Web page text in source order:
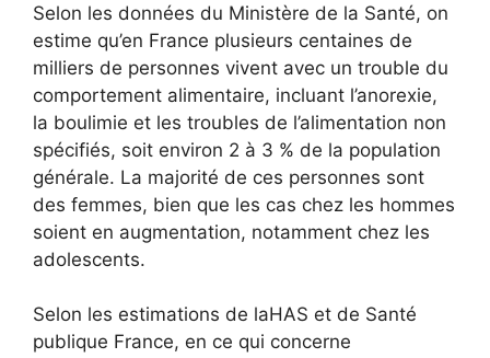
Selon les données du Ministère de la Santé, on
estime qu’en France plusieurs centaines de
milliers de personnes vivent avec un trouble du
comportement alimentaire, incluant l’anorexie,
la boulimie et les troubles de l’alimentation non
spécifiés, soit environ 2 à 3 % de la population
générale. La majorité de ces personnes sont
des femmes, bien que les cas chez les hommes
soient en augmentation, notamment chez les
adolescents.
Selon les estimations de laHAS et de Santé
publique France, en ce qui concerne